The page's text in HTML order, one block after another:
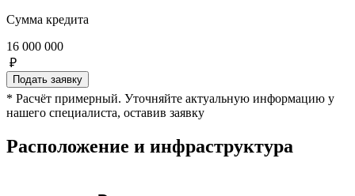
Сумма кредита
16 000 000
₽
Подать заявку
* Расчёт примерный. Уточняйте актуальную информацию у
нашего специалиста, оставив заявку
Расположение и инфраструктура